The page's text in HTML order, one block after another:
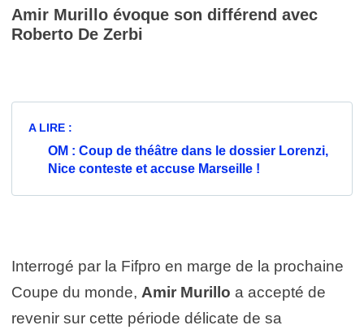
Amir Murillo évoque son différend avec
Roberto De Zerbi
A LIRE :
OM : Coup de théâtre dans le dossier Lorenzi,
Nice conteste et accuse Marseille !
Interrogé par la Fifpro en marge de la prochaine
Coupe du monde, Amir Murillo a accepté de
revenir sur cette période délicate de sa